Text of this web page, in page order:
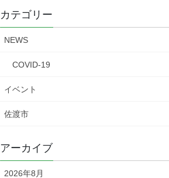
カテゴリー
NEWS
COVID-19
イベント
佐渡市
アーカイブ
2026年8月